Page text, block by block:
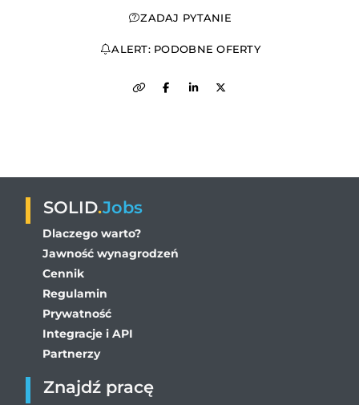
ZADAJ PYTANIE
ALERT: PODOBNE OFERTY
SOLID.Jobs
Dlaczego warto?
Jawność wynagrodzeń
Cennik
Regulamin
Prywatność
Integracje i API
Partnerzy
Znajdź pracę